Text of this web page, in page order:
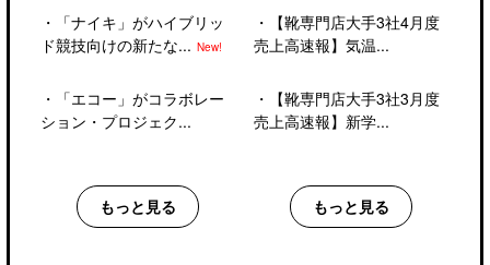
・
「ナイキ」がハイブリッ
ド競技向けの新たな... New!
・
「エコー」がコラボレー
ション・プロジェク...
もっと見る
・
【靴専門店大手3社4月度
売上高速報】気温...
・
【靴専門店大手3社3月度
売上高速報】新学...
もっと見る